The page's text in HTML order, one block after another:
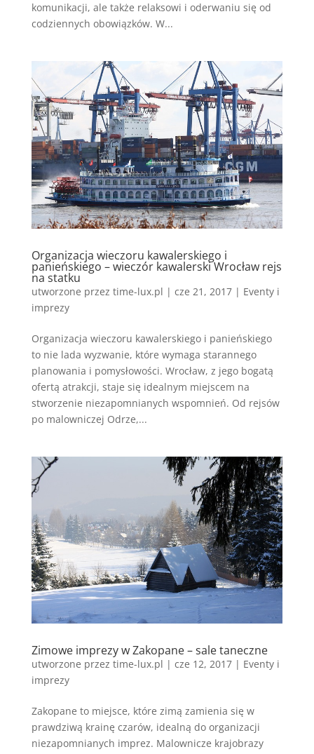
komunikacji, ale także relaksowi i oderwaniu się od
codziennych obowiązków. W...
Organizacja wieczoru kawalerskiego i
panieńskiego – wieczór kawalerski Wrocław rejs
na statku
utworzone przez time-lux.pl | cze 21, 2017| Eventy i
imprezy
Organizacja wieczoru kawalerskiego i panieńskiego
to nie lada wyzwanie, które wymaga starannego
planowania i pomysłowości. Wrocław, z jego bogatą
ofertą atrakcji, staje się idealnym miejscem na
stworzenie niezapomnianych wspomnień. Od rejsów
po malowniczej Odrze,...
Zimowe imprezy w Zakopane – sale taneczne
utworzone przez time-lux.pl | cze 12, 2017| Eventy i
imprezy
Zakopane to miejsce, które zimą zamienia się w
prawdziwą krainę czarów, idealną do organizacji
niezapomnianych imprez. Malownicze krajobrazy